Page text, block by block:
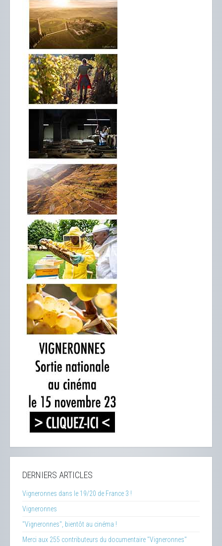
DERNIERS ARTICLES
Vigneronnes dans le 19/20 de France 3 !
Vigneronnes
"Vigneronnes", bientôt au cinéma !
Merci aux 255 contributeurs du documentaire "Vigneronnes"